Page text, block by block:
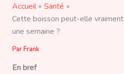
Accueil
Santé
Cette boisson peut-elle
une semaine ?
Par Frank
En bref